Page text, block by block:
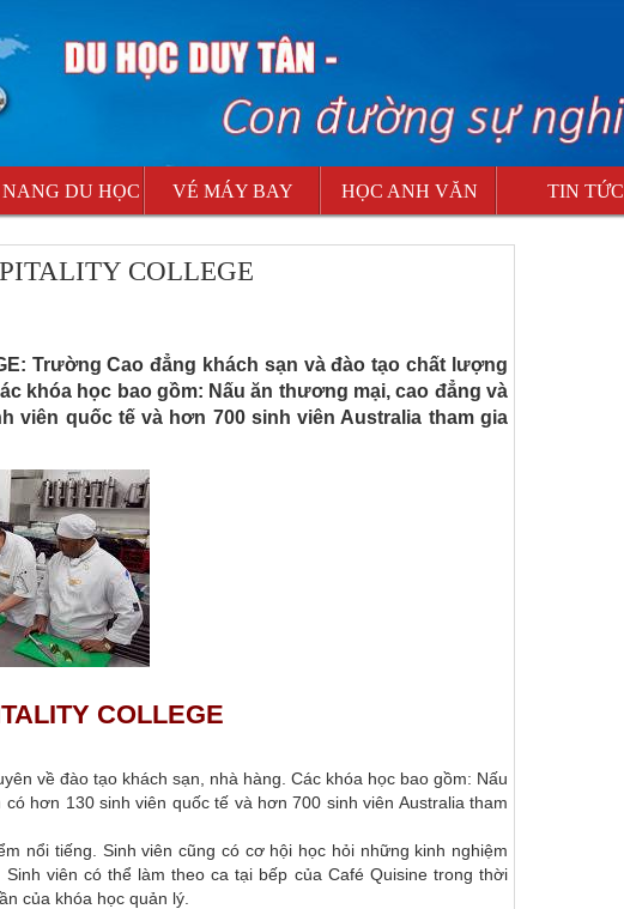
DU HỌC VÉ MÁY BAY HỌC ANH VĂN TIN TỨC
COLLEGE
Trường Cao đẳng khách sạn và đào tạo chất lượng
khóa học bao gồm: Nấu ăn thương mại, cao đẳng và
viên quốc tế và hơn 700 sinh viên Australia tham gia
COLLEGE
về đào tạo khách sạn, nhà hàng. Các khóa học bao gồm: Nấu
hơn 130 sinh viên quốc tế và hơn 700 sinh viên Australia tham
nổi tiếng. Sinh viên cũng có cơ hội học hỏi những kinh nghiệm
viên có thể làm theo ca tại bếp của Café Quisine trong thời
của khóa học quản lý.